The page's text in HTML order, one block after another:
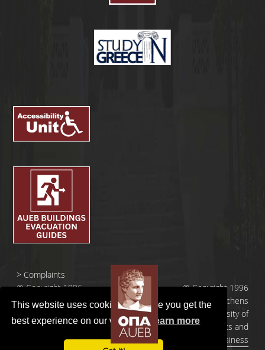
This website uses cookies to ensure you get the
best experience on our website.Learn more
> Complaints
© Copyright 1996
- 2026 |
Πανεπιστήμιο
© Copyright 1996
- 2026 | Athens
University of
Economics and
Business